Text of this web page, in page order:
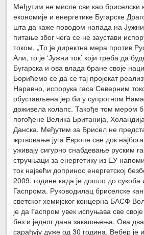
Међутим не мисле сви као
економије и енергетике Бугарске
шта да каже поводом напада на
питање због чега се не заустави
током. „То је директна мера против
Али, то је ‘Јужни ток’ који треба да
Бугарска и ова влада бране своје
Борићемо се да се тај пројекат
Наравно, испорука гаса Северним
обустављена јер би у супротном
доживела колапс. Такође том мером
погођене Велика Британија,
Данска. Међутим за Брисел не
жртвовање југа Европе све док
уживају сигурно снабдевање руским
стручњаци за енергетику из ЕУ
ток највећи допринос енергетској
2009. године када је дошло до сукоба
Гаспрома. Руководилац бриселске
светског хемијског концерна БАСФ
је да Гаспром увек испуњава све
без и једног дана закашњења. Ова два
сарађују дуже од 30 година. Вебер је